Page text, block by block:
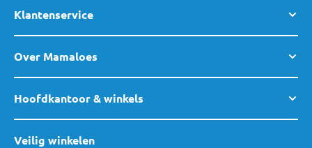
Klantenservice
Over Mamaloes
Hoofdkantoor & winkels
Veilig winkelen